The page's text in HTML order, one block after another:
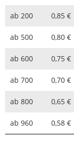
ab 200 0,85 €
ab 500 0,80 €
ab 600 0,75 €
ab 700 0,70 €
ab 800 0,65 €
ab 960 0,58 €